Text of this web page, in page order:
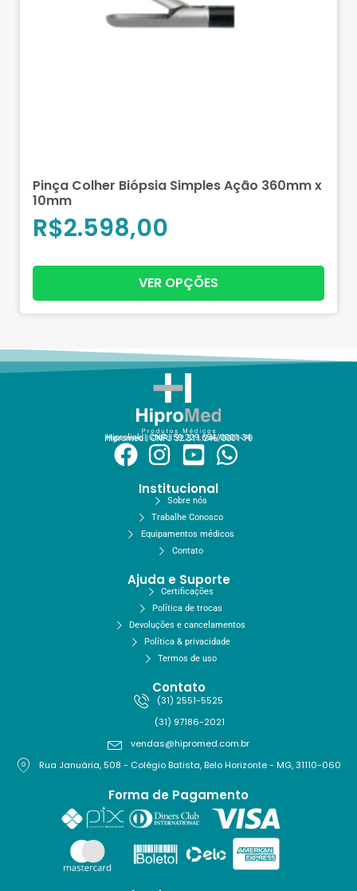
Pinça Colher Biópsia Simples Ação 360mm x
10mm
R$2.598,00
VER OPÇÕES
Hiprolink | CNPJ 59.229.654/0001-34
Hipromed | CNPJ 32.311.246/0001-70
Institucional
Sobre nós
Trabalhe Conosco
Equipamentos médicos
Contato
Ajuda e Suporte
Certificações
Política de trocas
Devoluções e cancelamentos
Política & privacidade
Termos de uso
Contato
(31) 2551-5525
(31) 97186-2021
vendas@hipromed.com.br
Rua Januária, 508 - Colégio Batista, Belo Horizonte - MG, 31110-060
Forma de Pagamento